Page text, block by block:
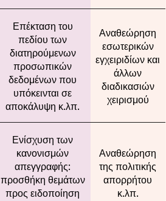
Επέκταση του
πεδίου των
διατηρούμενων
προσωπικών
δεδομένων που
υπόκεινται σε
αποκάλυψη κ.λπ.
Αναθεώρηση
εσωτερικών
εγχειριδίων και
άλλων
διαδικασιών
χειρισμού
Ενίσχυση των
κανονισμών
απεγγραφής:
προσθήκη θεμάτων
προς ειδοποίηση
Αναθεώρηση
της πολιτικής
απορρήτου
κ.λπ.